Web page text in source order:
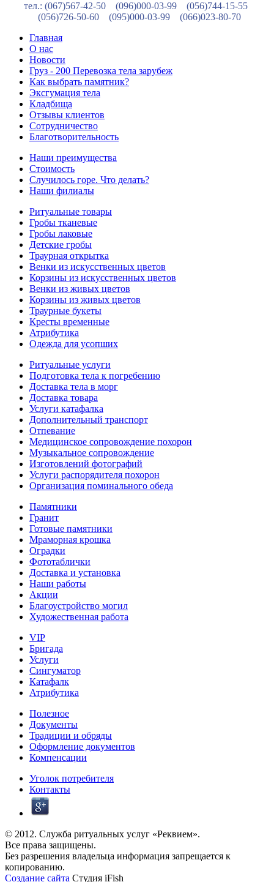
тел.: (067)567-42-50 (096)000-03-99
(056)744-15-55
(056)726-50-60
(095)000-03-99
(066)023-80-70
Главная
О нас
Новости
Груз - 200 Перевозка тела зарубеж
Как выбрать памятник?
Эксгумация тела
Кладбища
Отзывы клиентов
Сотрудничество
Благотворительность
Наши преимущества
Стоимость
Случилось горе. Что делать?
Наши филиалы
Ритуальные товары
Гробы тканевые
Гробы лаковые
Детские гробы
Траурная открытка
Венки из искусственных цветов
Корзины из искусственных цветов
Венки из живых цветов
Корзины из живых цветов
Траурные букеты
Кресты временные
Атрибутика
Одежда для усопших
Ритуальные услуги
Подготовка тела к погребению
Доставка тела в морг
Доставка товара
Услуги катафалка
Дополнительный транспорт
Отпевание
Медицинское сопровождение похорон
Музыкальное сопровождение
Изготовлений фотографий
Услуги распорядителя похорон
Организация поминального обеда
Памятники
Гранит
Готовые памятники
Мраморная крошка
Оградки
Фототаблички
Доставка и установка
Наши работы
Акции
Благоустройство могил
Художественная работа
VIP
Бригада
Услуги
Сингуматор
Катафалк
Атрибутика
Полезное
Документы
Традиции и обряды
Оформление документов
Компенсации
Уголок потребителя
Контакты
© 2012. Служба ритуальных услуг «Реквием».
Все права защищены.
Без разрешения владельца информация запрещается к
копированию.
Создание сайта Студия iFish